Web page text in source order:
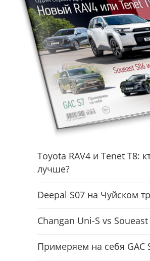
Toyota RAV4 и Tenet T8:
лучше?
Deepal S07 на Чуйском
Changan Uni-S vs Soueast
Примеряем на себя GAC